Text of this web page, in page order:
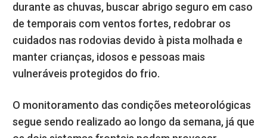
durante as chuvas, buscar abrigo seguro em caso
de temporais com ventos fortes, redobrar os
cuidados nas rodovias devido à pista molhada e
manter crianças, idosos e pessoas mais
vulneráveis protegidos do frio.
O monitoramento das condições meteorológicas
segue sendo realizado ao longo da semana, já que